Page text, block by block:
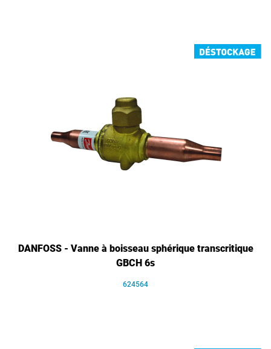
DANFOSS - Vanne à boisseau sphérique transcritique
GBCH 6s
624564